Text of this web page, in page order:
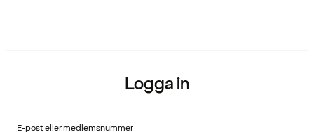
Logga in
E-post eller medlemsnummer